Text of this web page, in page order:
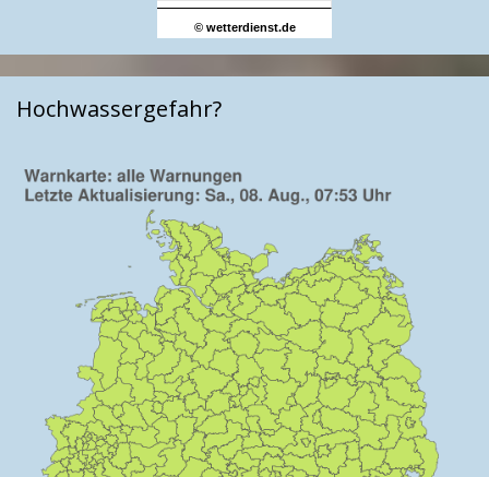
© wetterdienst.de
Hochwassergefahr?